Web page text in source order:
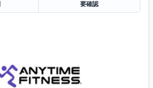
要確認